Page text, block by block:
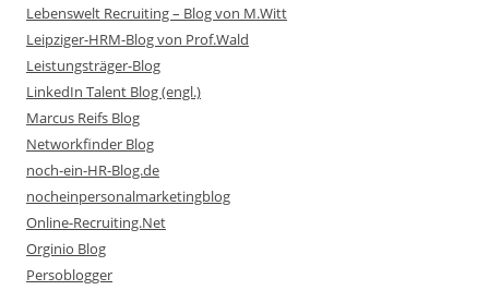
Lebenswelt Recruiting – Blog von M.Witt
Leipziger-HRM-Blog von Prof.Wald
Leistungsträger-Blog
LinkedIn Talent Blog (engl.)
Marcus Reifs Blog
Networkfinder Blog
noch-ein-HR-Blog.de
nocheinpersonalmarketingblog
Online-Recruiting.Net
Orginio Blog
Persoblogger